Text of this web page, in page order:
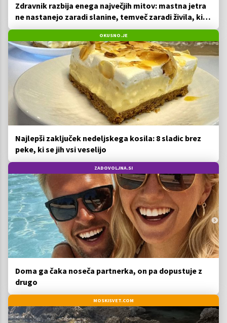
Zdravnik razbija enega največjih mitov: mastna jetra
ne nastanejo zaradi slanine, temveč zaradi živila, ki
ga imamo vsi radi
OKUSNO.JE
Najlepši zaključek nedeljskega kosila: 8 sladic brez
peke, ki se jih vsi veselijo
ZADOVOLJNA.SI
Doma ga čaka noseča partnerka, on pa dopustuje z
drugo
MOSKISVET.COM